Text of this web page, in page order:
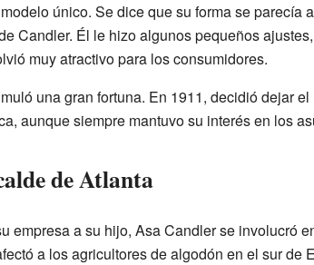
único. Se dice que su forma se parecía
Candler. Él le hizo algunos pequeños
muy atractivo para los consumidores.
una gran fortuna. En 1911, decidió dejar
aunque siempre mantuvo su interés en los
de Atlanta
empresa a su hijo, Asa Candler se involucró
a los agricultores de algodón en el sur de